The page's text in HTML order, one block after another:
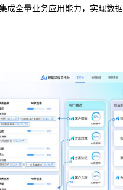
全量业务应用能力，实现数